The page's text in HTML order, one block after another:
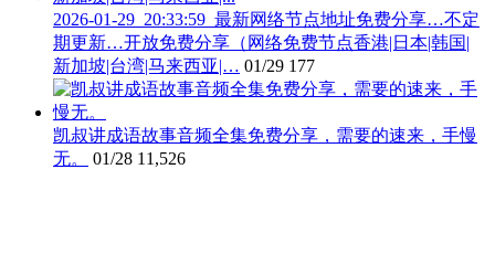
2026-01-29_20:33:59_最新网络节点地址免费分享…不定
期更新…开放免费分享（网络免费节点香港|日本|韩国|
新加坡|台湾|马来西亚|… 01/29 177
凯叔讲成语故事音频全集免费分享，需要的速来，手慢
无。
01/28 11,526